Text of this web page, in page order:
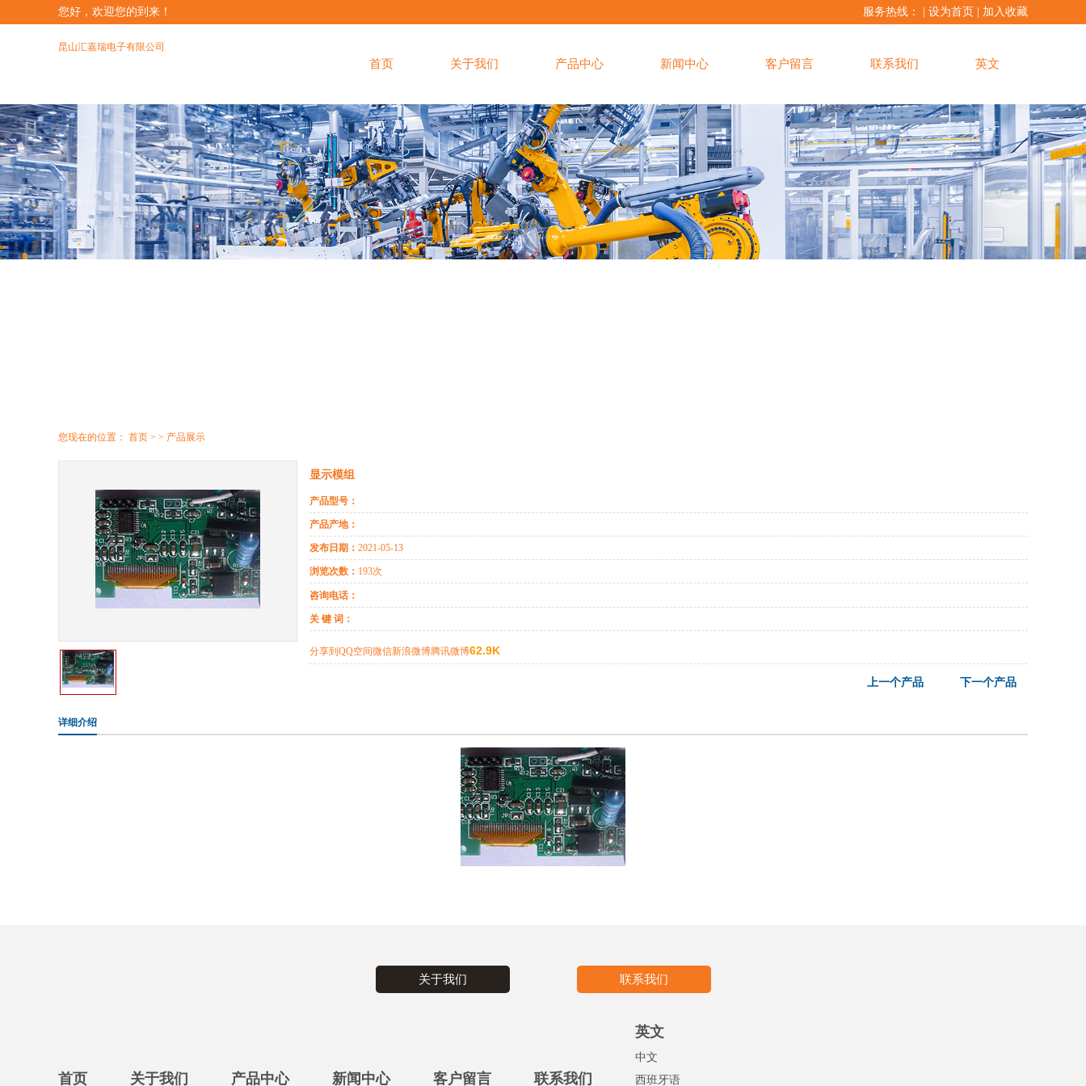
您好，欢迎您的到来！ 服务热线： | 设为首页 加入收藏
昆山汇嘉瑞电子有限公司
首页 关于我们 产品中心 新闻中心 客户留言 联系我们 英文
您现在的位置： 首页 > > 产品展示
显示模组
产品型号：
产品产地：
发布日期： 2021-05-13
浏览次数： 193次
咨询电话：
关 键 词：
分享到 QQ空间微信新浪微博腾讯微博62.9K
下一个产品
上一个产品
详细介绍
关于我们 联系我们
首页 关于我们 产品中心 新闻中心 客户留言 联系我们
英文
中文
西班牙语